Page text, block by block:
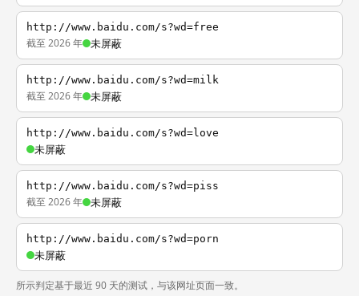
http://www.baidu.com/s?wd=free
截至 2026 年 未屏蔽
http://www.baidu.com/s?wd=milk
截至 2026 年 未屏蔽
http://www.baidu.com/s?wd=love
未屏蔽
http://www.baidu.com/s?wd=piss
截至 2026 年 未屏蔽
http://www.baidu.com/s?wd=porn
未屏蔽
所示判定基于最近 90 天的测试，与该网址页面一致。